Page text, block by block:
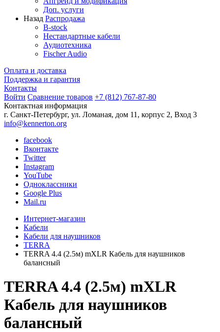
Доп. услуги
Назад Распродажа
B-stock
Нестандартные кабели
Аудиотехника
Fischer Audio
Оплата и доставка
Поддержка и гарантия
Контакты
Войти Сравнение товаров +7 (812) 767-87-80
Контактная информация
г. Санкт-Петербург, ул. Ломаная, дом 11, корпус 2, Вход 3
info@kennerton.org
facebook
Вконтакте
Twitter
Instagram
YouTube
Одноклассники
Google Plus
Mail.ru
Интернет-магазин
Кабели
Кабели для наушников
TERRA
TERRA 4.4 (2.5м) mXLR Кабель для наушников
балансный
TERRA 4.4 (2.5м) mXLR
Кабель для наушников
балансный